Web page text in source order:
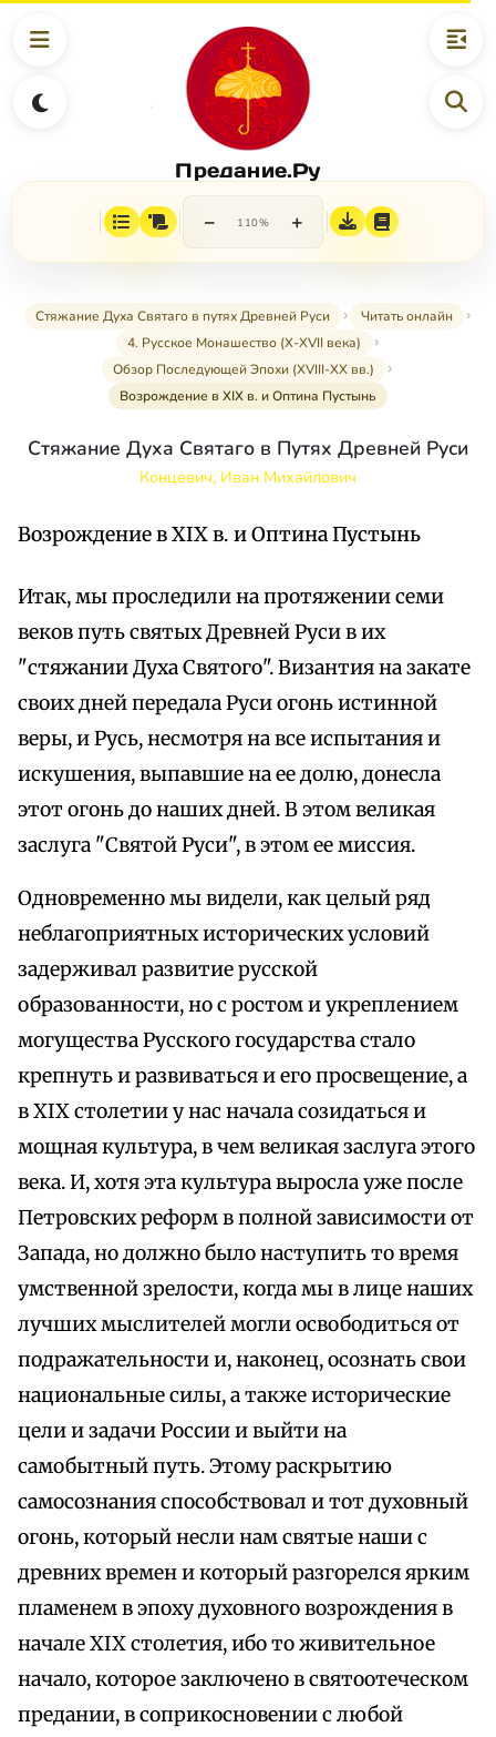
Предание.Ру
− 110% +
Стяжание Духа Святаго в путях Древней Руси
Читать онлайн
4. Русское Монашество (Х-ХVII века)
Обзор Последующей Эпохи (ХVIII-ХХ вв.)
Возрождение в XIX в. и Оптина Пустынь
Стяжание Духа Святаго в Путях Древней Руси
Концевич, Иван Михайлович
Возрождение в XIX в. и Оптина Пустынь
Итак, мы проследили на протяжении семи
веков путь святых Древней Руси в их
"стяжании Духа Святого". Византия на закате
своих дней передала Руси огонь истинной
веры, и Русь, несмотря на все испытания и
искушения, выпавшие на ее долю, донесла
этот огонь до наших дней. В этом великая
заслуга "Святой Руси", в этом ее миссия.
Одновременно мы видели, как целый ряд
неблагоприятных исторических условий
задерживал развитие русской
образованности, но с ростом и укреплением
могущества Русского государства стало
крепнуть и развиваться и его просвещение, а
в XIX столетии у нас начала созидаться и
мощная культура, в чем великая заслуга этого
века. И, хотя эта культура выросла уже после
Петровских реформ в полной зависимости от
Запада, но должно было наступить то время
умственной зрелости, когда мы в лице наших
лучших мыслителей могли освободиться от
подражательности и, наконец, осознать свои
национальные силы, а также исторические
цели и задачи России и выйти на
самобытный путь. Этому раскрытию
самосознания способствовал и тот духовный
огонь, который несли нам святые наши с
древних времен и который разгорелся ярким
пламенем в эпоху духовного возрождения в
начале XIX столетия, ибо то живительное
начало, которое заключено в святоотеческом
предании, в соприкосновении с любой